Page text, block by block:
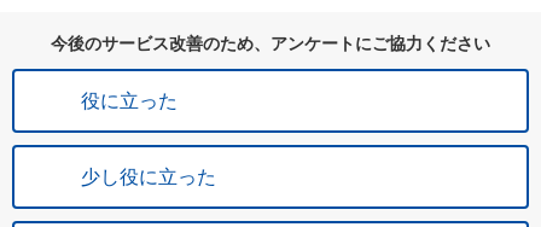
今後のサービス改善のため、アンケートにご協力ください
役に立った
少し役に立った